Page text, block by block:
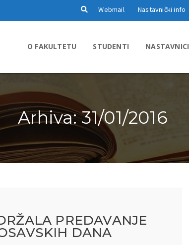
Webmail Nastavnički info
O FAKULTETU STUDENTI NASTAVNICI
Arhiva: 31/01/2016
PREDAVANJE
DANA